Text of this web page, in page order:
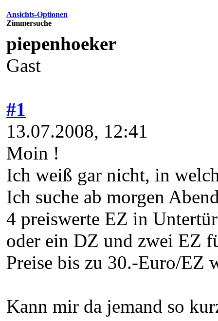
Ansichts-Optionen
Zimmersuche
piepenhoeker
Gast
#1
13.07.2008, 12:41
Moin !
Ich weiß gar nicht, in
Ich suche ab morgen
4 preiswerte EZ in
oder ein DZ und zwei EZ
Preise bis zu 30.-Euro/EZ
Kann mir da jemand so